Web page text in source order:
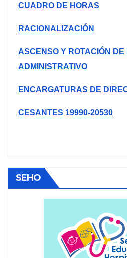
CUADRO DE HORAS
RACIONALIZACIÓN
ASCENSO Y ROTACIÓN
ADMINISTRATIVO
ENCARGATURAS DE
CESANTES 19990-20530
SEHO